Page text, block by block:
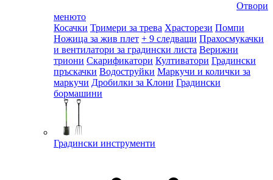
Отвори
менюто
Косачки Тримери за трева Храсторези Помпи
Ножица за жив плет + 9 следващи Прахосмукачки
и вентилатори за градински листа Верижни
триони Скарификатори Култиватори Градински
пръскачки Водоструйки Маркучи и колички за
маркучи Дробилки за Клони Градински
бормашини
Градински инструменти